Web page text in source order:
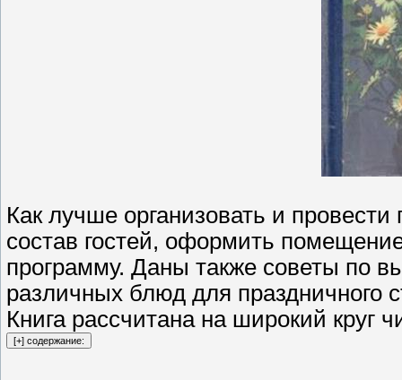
Как лучше организовать и
состав гостей, оформить
программу. Даны также советы по
различных блюд для праздничного
Книга рассчитана на широкий круг